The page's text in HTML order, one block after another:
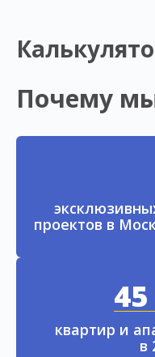
Почему
проектов в
квартир и
в